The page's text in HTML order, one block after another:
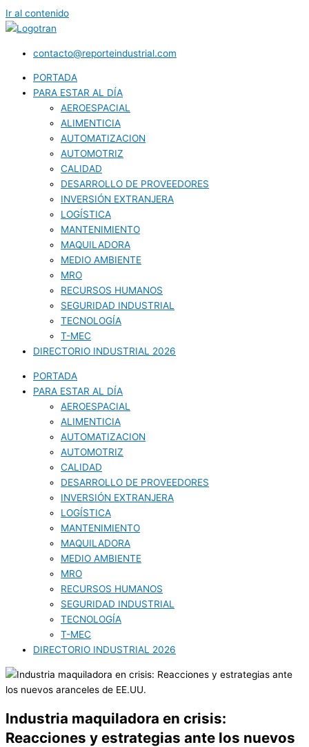
Ir al contenido
contacto@reporteindustrial.com
PORTADA
PARA ESTAR AL DÍA
AEROESPACIAL
ALIMENTICIA
AUTOMATIZACION
AUTOMOTRIZ
CALIDAD
DESARROLLO DE PROVEEDORES
INVERSIÓN EXTRANJERA
LOGÍSTICA
MANTENIMIENTO
MAQUILADORA
MEDIO AMBIENTE
MRO
RECURSOS HUMANOS
SEGURIDAD INDUSTRIAL
TECNOLOGÍA
T-MEC
DIRECTORIO INDUSTRIAL 2026
PORTADA
PARA ESTAR AL DÍA
AEROESPACIAL
ALIMENTICIA
AUTOMATIZACION
AUTOMOTRIZ
CALIDAD
DESARROLLO DE PROVEEDORES
INVERSIÓN EXTRANJERA
LOGÍSTICA
MANTENIMIENTO
MAQUILADORA
MEDIO AMBIENTE
MRO
RECURSOS HUMANOS
SEGURIDAD INDUSTRIAL
TECNOLOGÍA
T-MEC
DIRECTORIO INDUSTRIAL 2026
Industria maquiladora en crisis:
Reacciones y estrategias ante los nuevos